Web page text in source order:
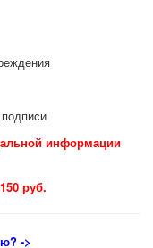
информации
руб.
? ->